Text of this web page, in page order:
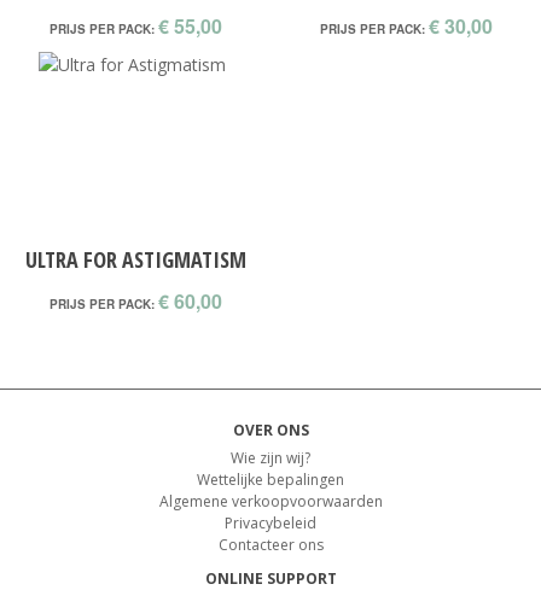
PRIJS PER PACK: € 55,00 PRIJS PER PACK: € 30,00
ULTRA FOR ASTIGMATISM
PRIJS PER PACK: € 60,00
OVER ONS
Wie zijn wij?
Wettelijke bepalingen
Algemene verkoopvoorwaarden
Privacybeleid
Contacteer ons
ONLINE SUPPORT